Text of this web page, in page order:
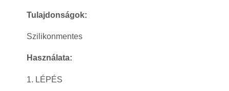
Tulajdonságok:
Szilikonmentes
Használata:
1. LÉPÉS